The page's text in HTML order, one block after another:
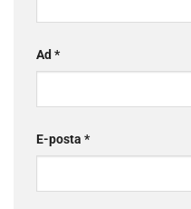
Ad *
E-posta *